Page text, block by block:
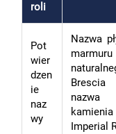
roli
Pot
wier
dzen
ie
naz
wy
Nazwa
marmuru
nazwa
kamienia
Imperial